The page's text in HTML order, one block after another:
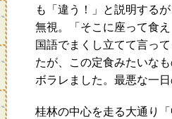
も「違う！」と説明する
無視。「そこに座って食
国語でまくし立てて言っ
たが、この定食みたいなも
ボラレました。最悪な一日
桂林の中心を走る大通り「